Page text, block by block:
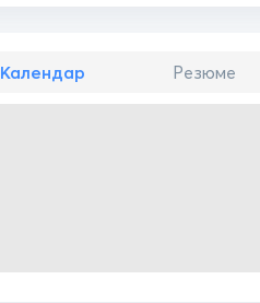
Календар Резюме